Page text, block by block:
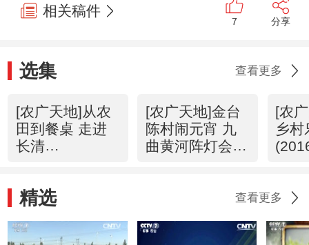
相关稿件
7 分享
选集 查看更多
[农广天地]从农
田到餐桌 走进
长清
[农广天地]金台
陈村闹元宵 九
曲黄河阵灯会
[农
乡村
精选 查看更多